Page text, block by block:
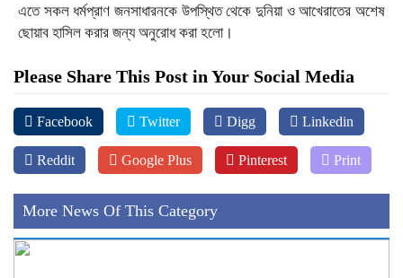
এতে সকল ধর্মপ্রাণ জনসাধারনকে উপস্থিত থেকে দুনিয়া ও আখেরাতের অশেষ
ছোয়াব হাসিল করার জন্য অনুরোধ করা হলো।
Please Share This Post in Your Social Media
Facebook Twitter Digg Linkedin
Reddit Google Plus Pinterest Print
More News Of This Category